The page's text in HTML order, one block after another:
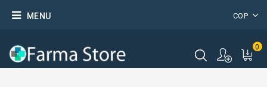
COP
MENU
0